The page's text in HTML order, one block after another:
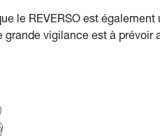
le REVERSO est
grande vigilance est à prévoir